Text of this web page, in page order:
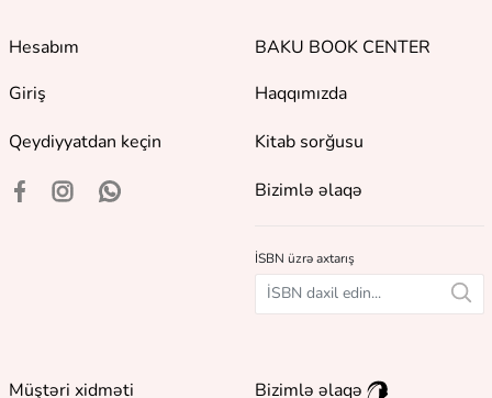
Hesabım
Giriş
Qeydiyyatdan keçin
BAKU BOOK CENTER
Haqqımızda
Kitab sorğusu
Bizimlə əlaqə
İSBN üzrə axtarış
Müştəri xidməti
Bizimlə əlaqə